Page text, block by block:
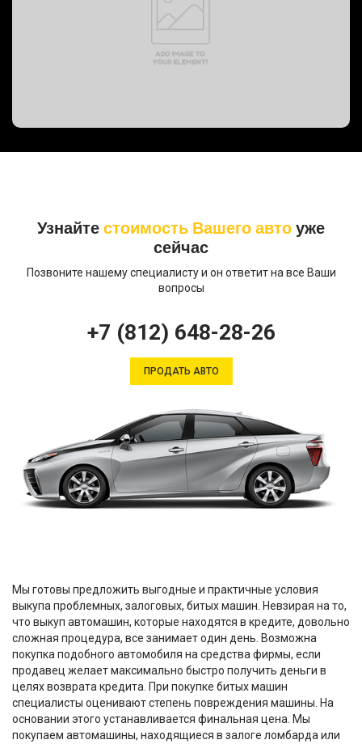
PREVOST BUS, 2008 год
Узнайтестоимость Вашего автоуже
сейчас
Позвоните нашему специалисту и он ответит на все Ваши
вопросы
+7 (812) 648-28-26
ПРОДАТЬ АВТО
Мы готовы предложить выгодные и практичные условия
выкупа проблемных, залоговых, битых машин. Невзирая на то,
что выкуп автомашин, которые находятся в кредите, довольно
сложная процедура, все занимает один день. Возможна
покупка подобного автомобиля на средства фирмы, если
продавец желает максимально быстро получить деньги в
целях возврата кредита. При покупке битых машин
специалисты оценивают степень повреждения машины. На
основании этого устанавливается финальная цена. Мы
покупаем автомашины, находящиеся в залоге ломбарда или